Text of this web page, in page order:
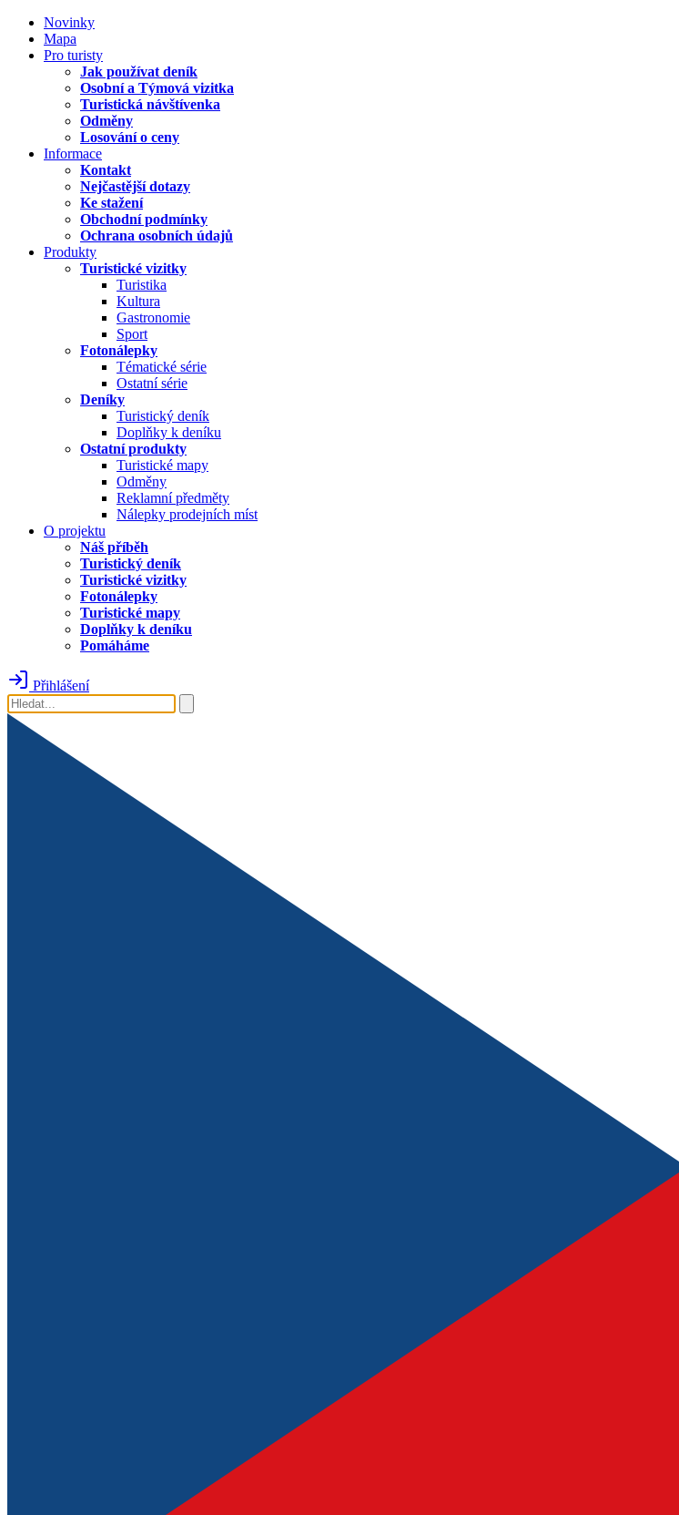
Novinky
Mapa
Pro turisty
Jak používat deník
Osobní a Týmová vizitka
Turistická návštívenka
Odměny
Losování o ceny
Informace
Kontakt
Nejčastější dotazy
Ke stažení
Obchodní podmínky
Ochrana osobních údajů
Produkty
Turistické vizitky
Turistika
Kultura
Gastronomie
Sport
Fotonálepky
Tématické série
Ostatní série
Deníky
Turistický deník
Doplňky k deníku
Ostatní produkty
Turistické mapy
Odměny
Reklamní předměty
Nálepky prodejních míst
O projektu
Náš příběh
Turistický deník
Turistické vizitky
Fotonálepky
Turistické mapy
Doplňky k deníku
Pomáháme
Přihlášení